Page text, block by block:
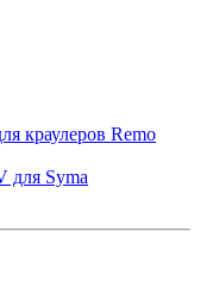
краулеров Remo
для Syma